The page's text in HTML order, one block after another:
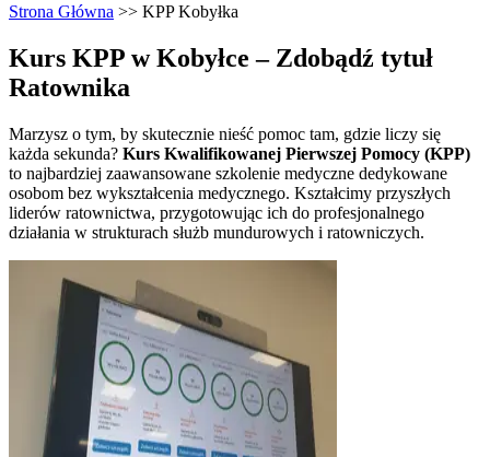
Strona Główna >> KPP Kobyłka
Kurs KPP w Kobyłce – Zdobądź tytuł
Ratownika
Marzysz o tym, by skutecznie nieść pomoc tam, gdzie liczy się
każda sekunda? Kurs Kwalifikowanej Pierwszej Pomocy (KPP)
to najbardziej zaawansowane szkolenie medyczne dedykowane
osobom bez wykształcenia medycznego. Kształcimy przyszłych
liderów ratownictwa, przygotowując ich do profesjonalnego
działania w strukturach służb mundurowych i ratowniczych.